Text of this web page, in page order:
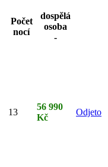
Počet
nocí
dospělá
osoba
-
13
56 990
Kč
Odjeto